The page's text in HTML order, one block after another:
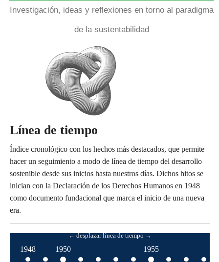
Investigación, ideas y reflexiones en torno al paradigma
de la sustentabilidad
Línea de tiempo
Índice cronológico con los hechos más destacados, que permite
hacer un seguimiento a modo de línea de tiempo del desarrollo
sostenible desde sus inicios hasta nuestros días. Dichos hitos se
inician con la Declaración de los Derechos Humanos en 1948
como documento fundacional que marca el inicio de una nueva
era.
← desplazar línea de tiempo →
1948 1950 1955